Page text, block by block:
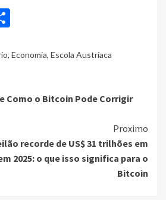
, Economia, Escola Austríaca
Como o Bitcoin Pode Corrigir
Proximo
recorde de US$ 31 trilhões em
2025: o que isso significa para o
Bitcoin